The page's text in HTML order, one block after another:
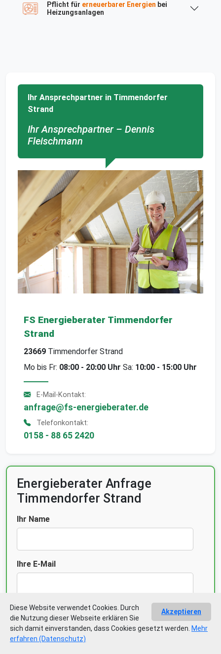
Pflicht für erneuerbarer Energien bei
Heizungsanlagen
Ihr Ansprechpartner in Timmendorfer
Strand
Ihr Ansprechpartner – Dennis
Fleischmann
FS Energieberater Timmendorfer
Strand
23669 Timmendorfer Strand
Mo bis Fr: 08:00 - 20:00 Uhr Sa: 10:00 - 15:00 Uhr
E-Mail-Kontakt:
anfrage@fs-energieberater.de
Telefonkontakt:
0158 - 88 65 2420
Energieberater Anfrage
Timmendorfer Strand
Ihr Name
Ihre E-Mail
Ihre Telefonnummer Akzeptieren
Diese Website verwendet Cookies. Durch
die Nutzung dieser Webseite erklären Sie
sich damit einverstanden, dass Cookies gesetzt werden. Mehr
erfahren (Datenschutz)